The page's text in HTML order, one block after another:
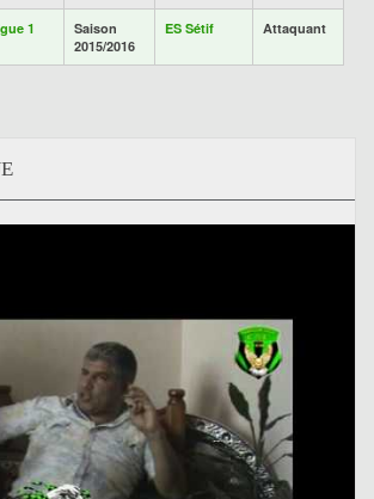
1
Saison
2015/2016
ES Sétif Attaquant